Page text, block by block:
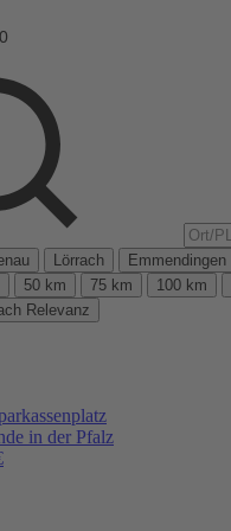
Lörrach Emmendingen
50 km 75 km 100 km
Relevanz
in der Pfalz